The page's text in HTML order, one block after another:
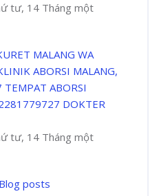
tư, 14 Tháng một
MALANG WA
ABORSI MALANG,
ABORSI
DOKTER
tư, 14 Tháng một
posts